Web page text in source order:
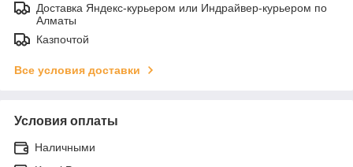
Доставка Яндекс-курьером или Индрайвер-курьером по
Алматы
Казпочтой
Все условия доставки
Условия оплаты
Наличными